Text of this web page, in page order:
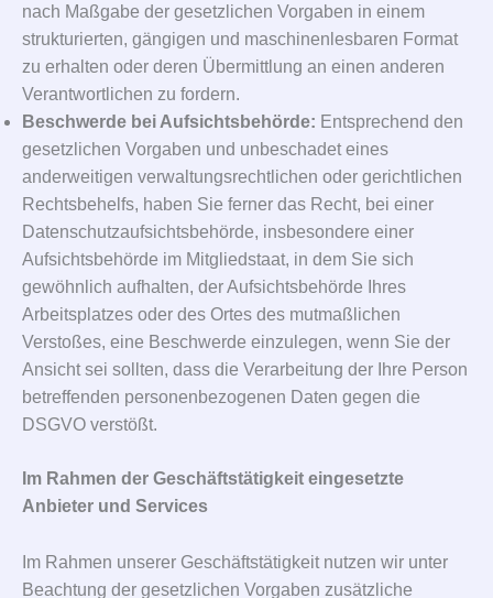
nach Maßgabe der gesetzlichen Vorgaben in einem
strukturierten, gängigen und maschinenlesbaren Format
zu erhalten oder deren Übermittlung an einen anderen
Verantwortlichen zu fordern.
Beschwerde bei Aufsichtsbehörde: Entsprechend den
gesetzlichen Vorgaben und unbeschadet eines
anderweitigen verwaltungsrechtlichen oder gerichtlichen
Rechtsbehelfs, haben Sie ferner das Recht, bei einer
Datenschutzaufsichtsbehörde, insbesondere einer
Aufsichtsbehörde im Mitgliedstaat, in dem Sie sich
gewöhnlich aufhalten, der Aufsichtsbehörde Ihres
Arbeitsplatzes oder des Ortes des mutmaßlichen
Verstoßes, eine Beschwerde einzulegen, wenn Sie der
Ansicht sei sollten, dass die Verarbeitung der Ihre Person
betreffenden personenbezogenen Daten gegen die
DSGVO verstößt.
Im Rahmen der Geschäftstätigkeit eingesetzte
Anbieter und Services
Im Rahmen unserer Geschäftstätigkeit nutzen wir unter
Beachtung der gesetzlichen Vorgaben zusätzliche